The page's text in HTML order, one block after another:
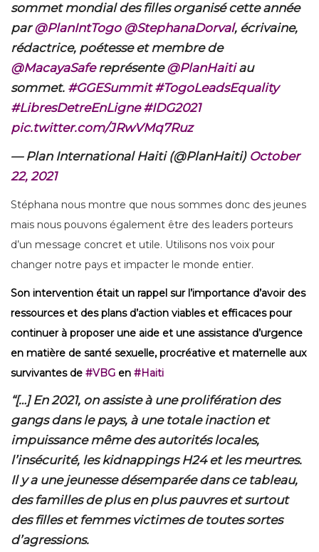
sommet mondial des filles organisé cette année
par@PlanIntTogo @StephanaDorval, écrivaine,
rédactrice, poétesse et membre de
@MacayaSafereprésente@PlanHaitiau
sommet. #GGESummit #TogoLeadsEquality
#LibresDetreEnLigne #IDG2021
pic.twitter.com/JRwVMq7Ruz
— Plan International Haiti (@PlanHaiti) October
22, 2021
Stéphana nous montre que nous sommes donc des jeunes
mais nous pouvons également être des leaders porteurs
d’un message concret et utile. Utilisons nos voix pour
changer notre pays et impacter le monde entier.
Son intervention était un rappel sur l’importance d’avoir des
ressources et des plans d’action viables et efficaces pour
continuer à proposer une aide et une assistance d’urgence
en matière de santé sexuelle, procréative et maternelle aux
survivantes de #VBG en #Haiti
“[…]En 2021, on assiste à une prolifération des
gangs dans le pays, à une totale inaction et
impuissance même des autorités locales,
l’insécurité, les kidnappings H24 et les meurtres.
Il y a une jeunesse désemparée dans ce tableau,
des familles de plus en plus pauvres et surtout
des filles et femmes victimes de toutes sortes
d’agressions.